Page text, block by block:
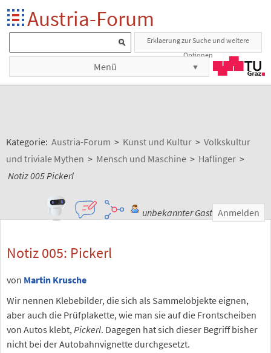
Austria-Forum
Erklaerung zur Suche und weitere
Optionen
Menü
Kategorie: Austria-Forum > Kunst und Kultur > Volkskultur
und triviale Mythen > Mensch und Maschine > Haflinger >
Notiz 005 Pickerl
unbekannter Gast Anmelden
Notiz 005: Pickerl
von Martin Krusche
Wir nennen Klebebilder, die sich als Sammelobjekte eignen,
aber auch die Prüfplakette, wie man sie auf die Frontscheiben
von Autos klebt, Pickerl. Dagegen hat sich dieser Begriff bisher
nicht bei der Autobahnvignette durchgesetzt.